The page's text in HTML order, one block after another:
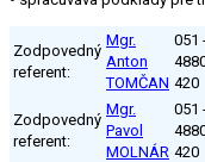
Zodpovedný
referent:
Mgr.
Anton
TOMČAN
051
420
Zodpovedný
referent:
Mgr.
Pavol
MOLNÁR
051
420